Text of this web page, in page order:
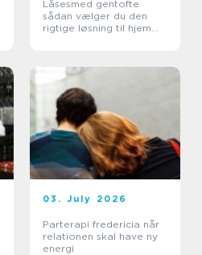
Låsesmed gentofte
sådan vælger du den
rigtige løsning til hjem
03. July 2026
Parterapi fredericia når
relationen skal have ny
energi